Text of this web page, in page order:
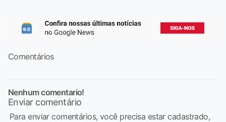
Comentários
Nenhum comentario!
Enviar comentário
Para enviar comentários, você precisa estar cadastrado,